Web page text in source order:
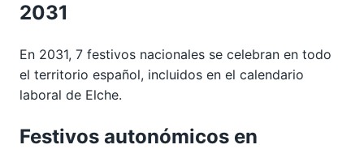
2031
En 2031, 7 festivos nacionales se celebran en todo
el territorio español, incluidos en el calendario
laboral de Elche.
Festivos autonómicos en